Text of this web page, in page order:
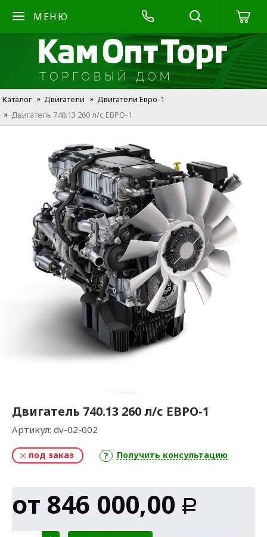
МЕНЮ
Каталог Двигатели
Двигатели Евро-1
Двигатель 740.13 260 л/с ЕВРО-1
Двигатель 740.13 260 л/с ЕВРО-1
Артикул: dv-02-002
под заказ Получить консультацию
от 846 000,00 Р